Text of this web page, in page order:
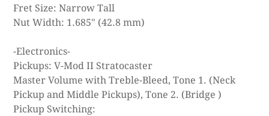
Fret Size: Narrow Tall
Nut Width: 1.685" (42.8 mm)
-Electronics-
Pickups: V-Mod II Stratocaster
Master Volume with Treble-Bleed, Tone 1. (Neck
Pickup and Middle Pickups), Tone 2. (Bridge )
Pickup Switching: